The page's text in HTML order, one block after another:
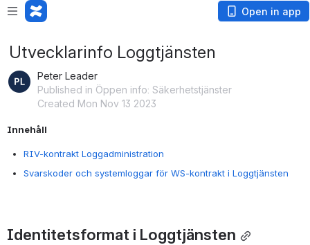
Open in app
Utvecklarinfo Loggtjänsten
Peter Leader
Published in Öppen info: Säkerhetstjänster
Created Mon Nov 13 2023
Innehåll
RIV-kontrakt Loggadministration
Svarskoder och systemloggar för WS-kontrakt i Loggtjänsten
Identitetsformat i Loggtjänsten